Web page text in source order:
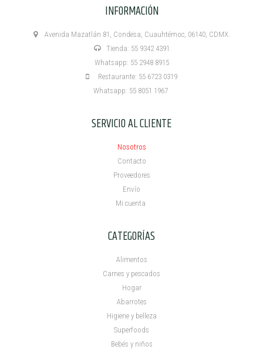
INFORMACIÓN
Avenida Mazatlán 81, Condesa, Cuauhtémoc, 06140, CDMX.
Tienda: 55 9342 4391
Whatsapp: 55 2948 8915
Restaurante: 55 6723 0319
Whatsapp: 55 8051 1967
SERVICIO AL CLIENTE
Nosotros
Contacto
Proveedores
Envío
Mi cuenta ​
CATEGORÍAS
Alimentos
Carnes y pescados
Hogar
Abarrotes
Higiene y belleza
Superfoods
Bebés y niños